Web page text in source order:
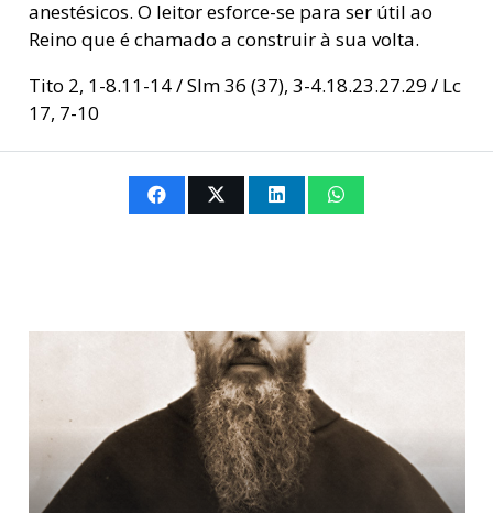
anestésicos. O leitor esforce-se para ser útil ao
Reino que é chamado a construir à sua volta.
Tito 2, 1-8.11-14 / Slm 36 (37), 3-4.18.23.27.29 / Lc
17, 7-10